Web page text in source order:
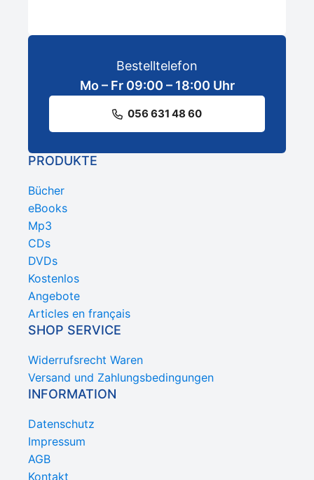
Bestelltelefon
Mo – Fr 09:00 – 18:00 Uhr
056 631 48 60
PRODUKTE
Bücher
eBooks
Mp3
CDs
DVDs
Kostenlos
Angebote
Articles en français
SHOP SERVICE
Widerrufsrecht Waren
Versand und Zahlungsbedingungen
INFORMATION
Datenschutz
Impressum
AGB
Kontakt